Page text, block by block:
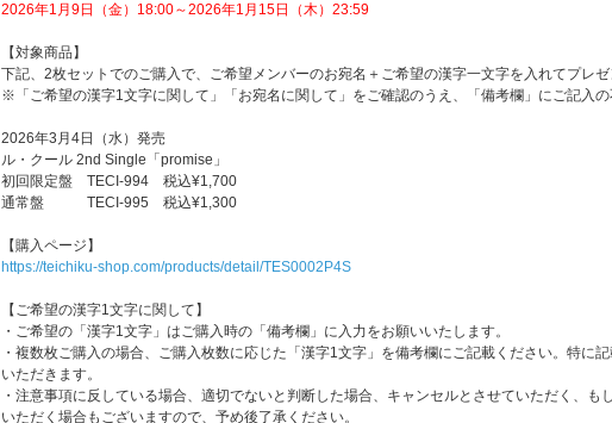
2026年1月9日（金）18:00～2026年1月15日（木）23:59
【対象商品】
下記、2枚セットでのご購入で、ご希望メンバーのお宛名＋ご希望の漢字一文字を入れてプレゼ
※「ご希望の漢字1文字に関して」「お宛名に関して」をご確認のうえ、「備考欄」にご記入の
2026年3月4日（水）発売
ル・クール 2nd Single「promise」
初回限定盤 TECI-994 税込¥1,700
通常盤 TECI-995 税込¥1,300
【購入ページ】
https://teichiku-shop.com/products/detail/TES0002P4S
【ご希望の漢字1文字に関して】
・ご希望の「漢字1文字」はご購入時の「備考欄」に入力をお願いいたします。
・複数枚ご購入の場合、ご購入枚数に応じた「漢字1文字」を備考欄にご記載ください。特に
いただきます。
・注意事項に反している場合、適切でないと判断した場合、キャンセルとさせていただく、も
いただく場合もございますので、予め後了承ください。